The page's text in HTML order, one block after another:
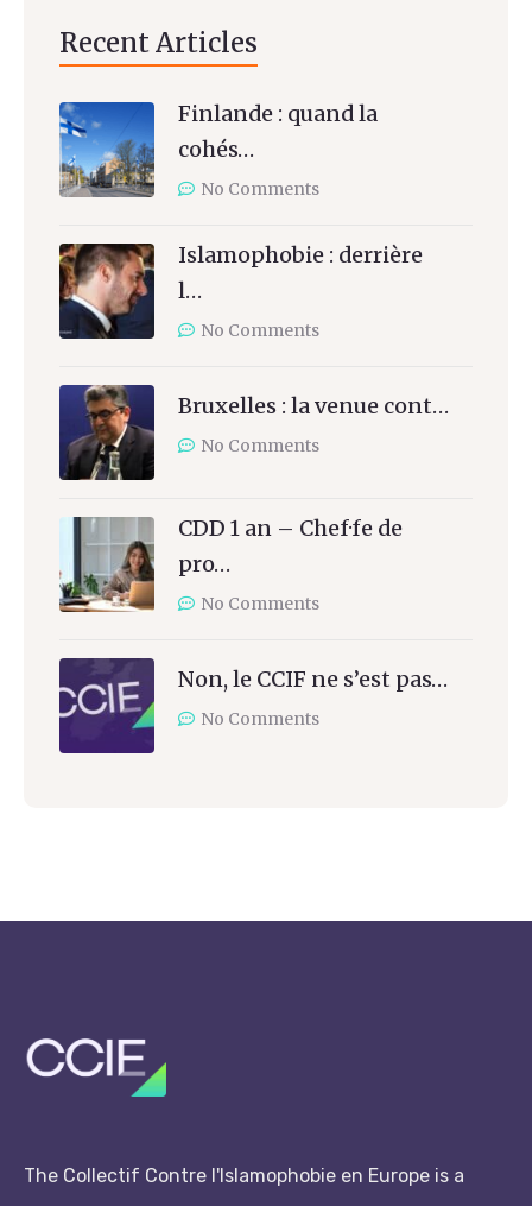
Recent Articles
Finlande : quand la
cohés…
No Comments
Islamophobie : derrière
l…
No Comments
Bruxelles : la venue cont…
No Comments
CDD 1 an – Chef·fe de
pro…
No Comments
Non, le CCIF ne s’est pas…
No Comments
The Collectif Contre l'Islamophobie en Europe is a